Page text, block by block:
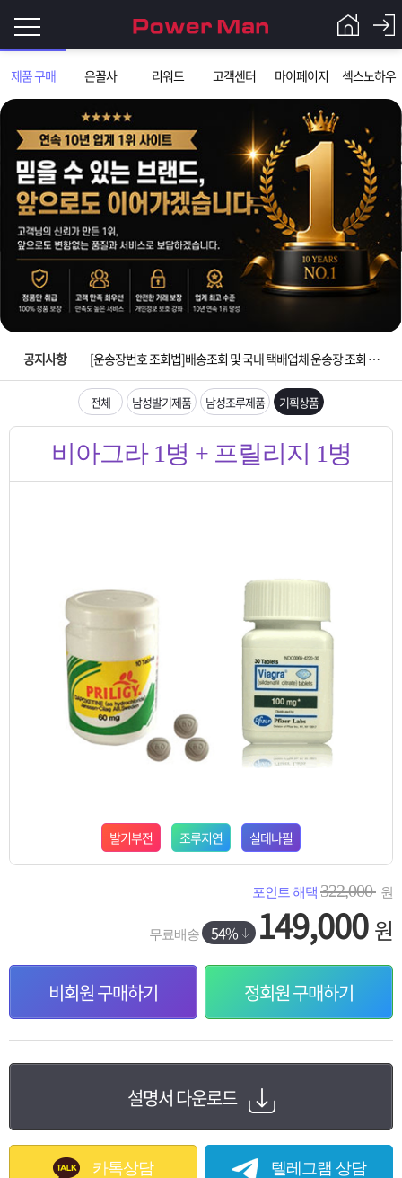
제품 구매 은꼴사 리워드 고객센터 마이페이지 섹스노하우
그
인
이
필
요
니
로
Q&A
파
워
맨
제
품
은
공지사항
입금확인이 안되는 상황을 대비해 꼭 입금후 고객센터 연락바랍니다.
[2026구정 연휴]설 연휴 배송 및 휴무 안내
[ios앱 오픈]아이폰 고객 앱설치 가능합니다.
[무인택배함 이용 안내] 집 밖에 주소로 택배 받기
전체 남성발기제품 남성조루제품 기획상품
비아그라 1병 + 프릴리지 1병
발기부전 조루지연 실데나필
포인트 해택 322,000 원
무료배송 54% 149,000원
비회원 구매하기 정회원 구매하기
설명서 다운로드
카톡상담 텔레그램 상담